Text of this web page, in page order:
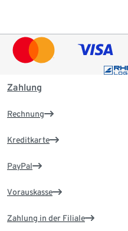
Zahlung
Rechnung
Kreditkarte
PayPal
Vorauskasse
Zahlung in der Filiale